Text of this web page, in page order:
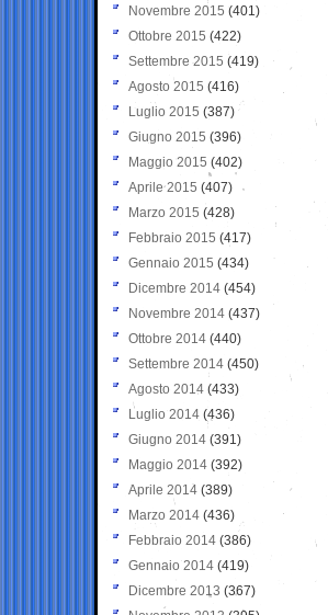
Novembre 2015 (401)
Ottobre 2015 (422)
Settembre 2015 (419)
Agosto 2015 (416)
Luglio 2015 (387)
Giugno 2015 (396)
Maggio 2015 (402)
Aprile 2015 (407)
Marzo 2015 (428)
Febbraio 2015 (417)
Gennaio 2015 (434)
Dicembre 2014 (454)
Novembre 2014 (437)
Ottobre 2014 (440)
Settembre 2014 (450)
Agosto 2014 (433)
Luglio 2014 (436)
Giugno 2014 (391)
Maggio 2014 (392)
Aprile 2014 (389)
Marzo 2014 (436)
Febbraio 2014 (386)
Gennaio 2014 (419)
Dicembre 2013 (367)